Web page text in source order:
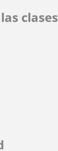
clases